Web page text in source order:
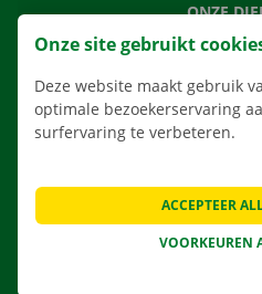
ONZE
APP
Onze site gebruikt
Deze website maakt gebruik
optimale bezoekerservaring
surfervaring te verbeteren.
VOORKEUREN
ACCEPTEER